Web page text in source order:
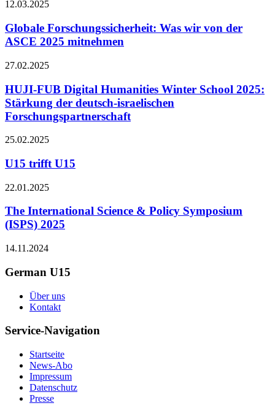
12.03.2025
Globale Forschungssicherheit: Was wir von der
ASCE 2025 mitnehmen
27.02.2025
HUJI-FUB Digital Humanities Winter School 2025:
Stärkung der deutsch-israelischen
Forschungspartnerschaft
25.02.2025
U15 trifft U15
22.01.2025
The International Science & Policy Symposium
(ISPS) 2025
14.11.2024
German U15
Über uns
Kontakt
Service-Navigation
Startseite
News-Abo
Impressum
Datenschutz
Presse